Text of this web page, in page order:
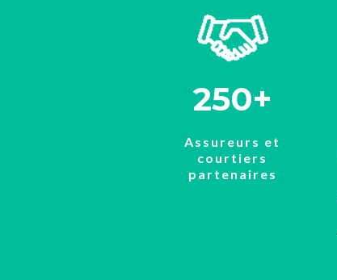
250+
Assureurs et
courtiers
partenaires